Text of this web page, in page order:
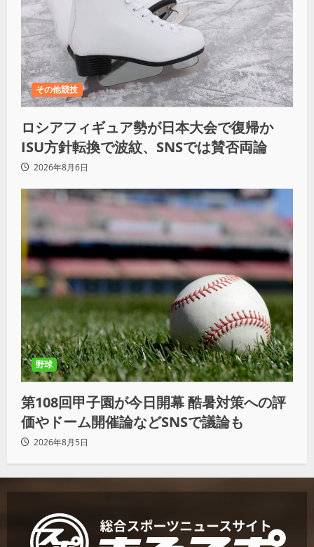
その他競技
ロシアフィギュア勢が日本大会で復帰か
ISU方針転換で波紋、SNSでは賛否両論
2026年8月6日
野球
第108回甲子園が今日開幕 酷暑対策への評
価やドーム開催論などSNSで議論も
2026年8月5日